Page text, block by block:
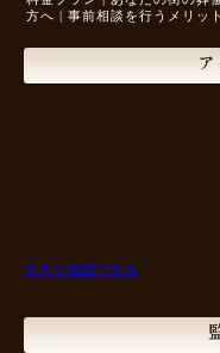
方へ | 事前相談を行うメリット
大きな地図で見る